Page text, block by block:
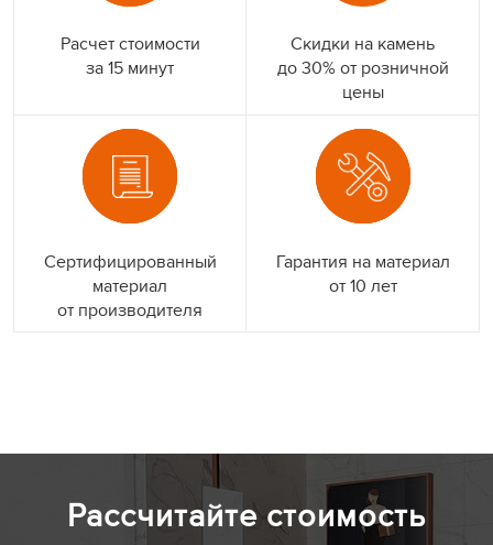
Расчет стоимости
за 15 минут
Скидки на камень
до 30% от розничной
цены
Сертифицированный
материал
от производителя
Гарантия на материал
от 10 лет
Рассчитайте стоимость